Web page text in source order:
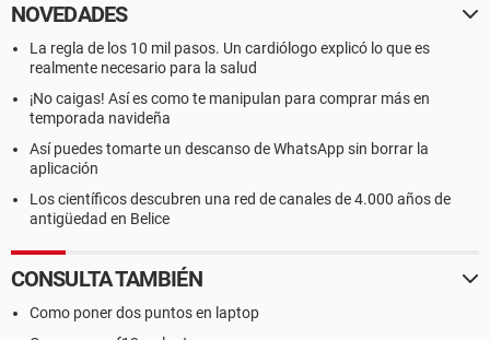
NOVEDADES
La regla de los 10 mil pasos. Un cardiólogo explicó lo que es
realmente necesario para la salud
¡No caigas! Así es como te manipulan para comprar más en
temporada navideña
Así puedes tomarte un descanso de WhatsApp sin borrar la
aplicación
Los científicos descubren una red de canales de 4.000 años de
antigüedad en Belice
CONSULTA TAMBIÉN
Como poner dos puntos en laptop